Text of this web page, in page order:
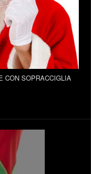
CON SOPRACCIGLIA